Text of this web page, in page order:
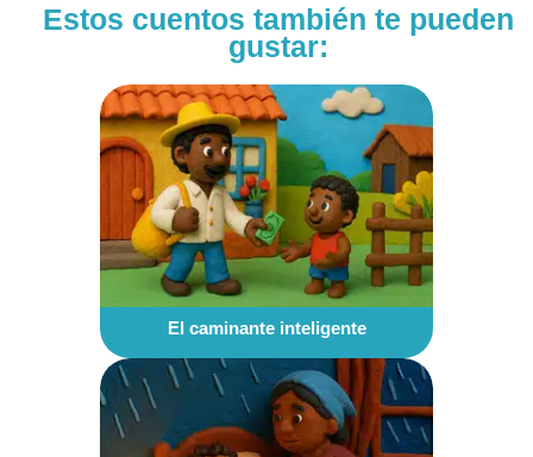
Estos cuentos también te pueden
gustar:
El caminante inteligente